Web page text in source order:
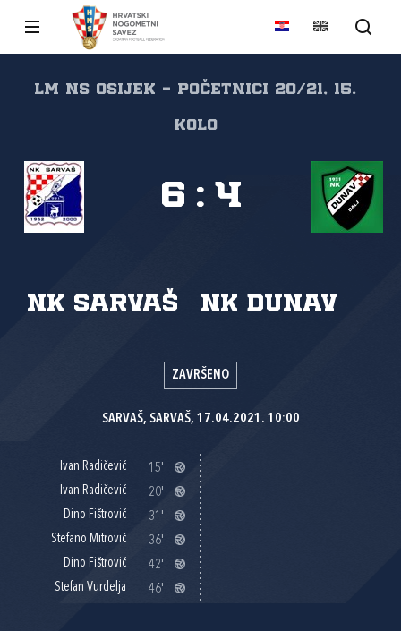
LM NS Osijek - početnici 20/21, 15.
kolo
NK Sarvaš NK Dunav
6 : 4
ZAVRŠENO
SARVAŠ, SARVAŠ, 17.04.2021. 10:00
Ivan Radičević
15'
Ivan Radičević
20'
Dino Fištrović
31'
Stefano Mitrović
36'
Dino Fištrović
42'
Stefan Vurdelja
46'